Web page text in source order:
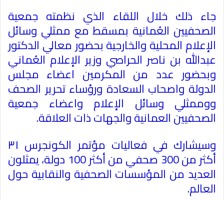
جاء ذلك خلال اللقاء الذي نظمته جمعية
الصحفيين العُمانية بمسقط مع ممثلي وسائل
الإعلام المحلية والخارجية بحضور معالي الدكتور
عبدالله بن ناصر الحراصي وزير الإعلام العُماني
وبحضور عدد من المكرمين اعضاء مجلس
الدولة واصحاب السعادة ورؤساء تحرير الصحف
ووممثلي وسائل الإعلام واعضاء جمعية
الصحفيين العمانية والجهات ذات العلاقة.
وسيشارك في فعاليات مؤتمر الكونجرس ٣١
أكثر من 300 صحفي من أكثر 100 دولة، يمثلون
العديد من المؤسسات الصحفية والنقابية حول
العالم.